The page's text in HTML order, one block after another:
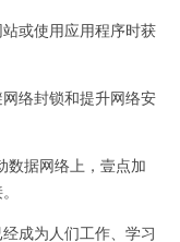
或使用应用程序时获
络封锁和提升网络安
据网络上，壹点加
成为人们工作、学习